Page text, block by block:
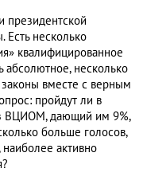
президентской
несколько
квалифицированное
несколько
законы вместе с верным
пройдут ли в
ВЦИОМ, дающий им 9%,
больше голосов,
активно